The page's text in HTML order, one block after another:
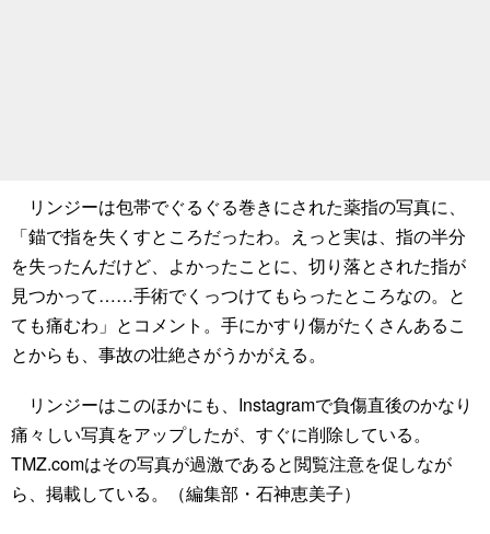
リンジーは包帯でぐるぐる巻きにされた薬指の写真に、
「錨で指を失くすところだったわ。えっと実は、指の半分
を失ったんだけど、よかったことに、切り落とされた指が
見つかって……手術でくっつけてもらったところなの。と
ても痛むわ」とコメント。手にかすり傷がたくさんあるこ
とからも、事故の壮絶さがうかがえる。
リンジーはこのほかにも、Instagramで負傷直後のかなり
痛々しい写真をアップしたが、すぐに削除している。
TMZ.comはその写真が過激であると閲覧注意を促しなが
ら、掲載している。（編集部・石神恵美子）